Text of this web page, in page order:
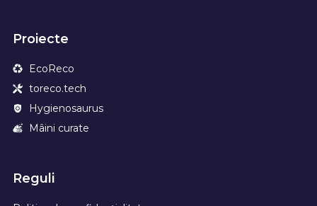
Proiecte
EcoReco
toreco.tech
Hygienosaurus
Mâini curate
Reguli